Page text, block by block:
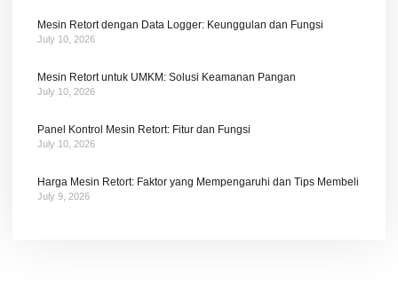
Mesin Retort dengan Data Logger: Keunggulan dan Fungsi
July 10, 2026
Mesin Retort untuk UMKM: Solusi Keamanan Pangan
July 10, 2026
Panel Kontrol Mesin Retort: Fitur dan Fungsi
July 10, 2026
Harga Mesin Retort: Faktor yang Mempengaruhi dan Tips Membeli
July 9, 2026